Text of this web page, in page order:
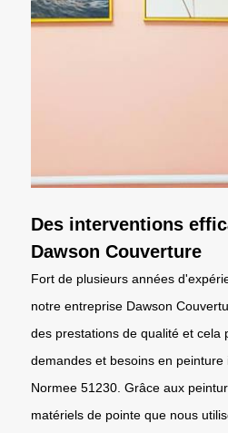
Des interventions
Dawson Couverture
Fort de plusieurs années
notre entreprise Dawson
des prestations de qualité et cela
demandes et besoins en
Normee 51230. Grâce aux
matériels de pointe que nous